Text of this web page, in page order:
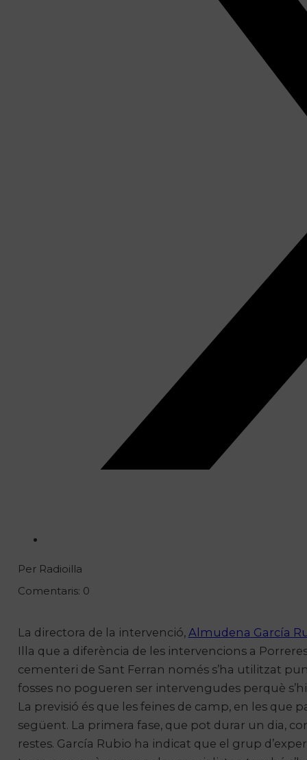
Per Radioilla
Comentaris: 0
La directora de la intervenció, Almudena García
Illa que a diferència de les intervencions a
cementeri de Sant Ferran només s’ha utilitzat
fosses no pogueren ser intervengudes perquè
La previsió és que les feines de camp, en les
següent. La primera fase, que pot durar un dia,
restes. García Rubio ha indicat que el grup